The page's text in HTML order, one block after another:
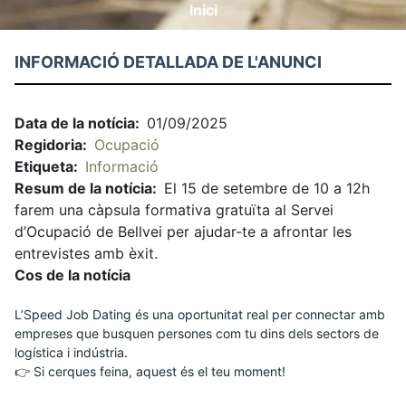
Fil
d'ariadna
Inici
INFORMACIÓ DETALLADA DE L'ANUNCI
Data de la notícia
01/09/2025
Regidoria
Ocupació
Etiqueta
Informació
Resum de la notícia
El 15 de setembre de 10 a 12h
farem una càpsula formativa gratuïta al Servei
d’Ocupació de Bellvei per ajudar-te a afrontar les
entrevistes amb èxit.
Cos de la notícia
L’Speed Job Dating és una oportunitat real per connectar amb
empreses que busquen persones com tu dins dels sectors de
logística i indústria.
👉 Si cerques feina, aquest és el teu moment!